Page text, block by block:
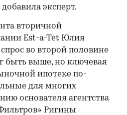
эксперт.
вторичной
Est-a-Tet Юлия
во второй половине
быть выше, но ключевая
ипотеке по-
для многих
основателя агентства
Ригины